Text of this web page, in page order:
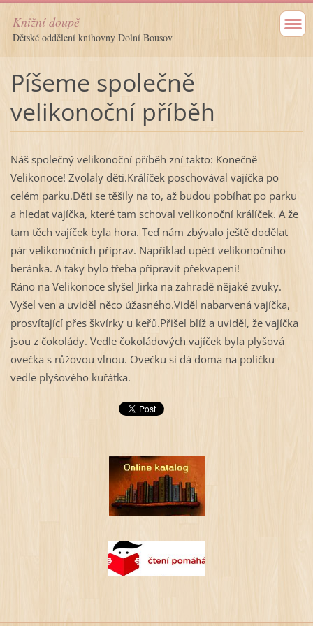
Knižní doupě
Dětské oddělení knihovny Dolní Bousov
Píšeme společně
velikonoční příběh
Náš společný velikonoční příběh zní takto: Konečně
Velikonoce! Zvolaly děti.Králíček poschovával vajíčka po
celém parku.Děti se těšily na to, až budou pobíhat po parku
a hledat vajíčka, které tam schoval velikonoční králíček. A že
tam těch vajíček byla hora. Teď nám zbývalo ještě dodělat
pár velikonočních příprav. Například upéct velikonočního
beránka. A taky bylo třeba připravit překvapení!
Ráno na Velikonoce slyšel Jirka na zahradě nějaké zvuky.
Vyšel ven a uviděl něco úžasného.Viděl nabarvená vajíčka,
prosvítající přes škvírky u keřů.Přišel blíž a uviděl, že vajíčka
jsou z čokolády. Vedle čokoládových vajíček byla plyšová
ovečka s růžovou vlnou. Ovečku si dá doma na poličku
vedle plyšového kuřátka.